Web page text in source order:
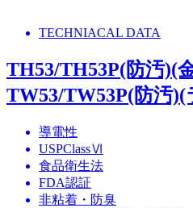
TECHNIACAL DATA
TH53/TH53P(防汚)(
TW53/TW53P(防汚
導電性
USPClassⅥ
食品衛生法
FDA認証
非粘着・防臭